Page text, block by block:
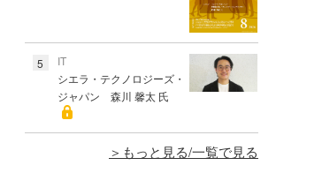
5
IT
シエラ・テクノロジーズ・
ジャパン 森川 馨太 氏
もっと見る/一覧で見る